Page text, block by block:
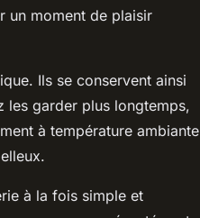
un moment de plaisir
Ils se conservent ainsi
les garder plus longtemps,
à température ambiante
à la fois simple et